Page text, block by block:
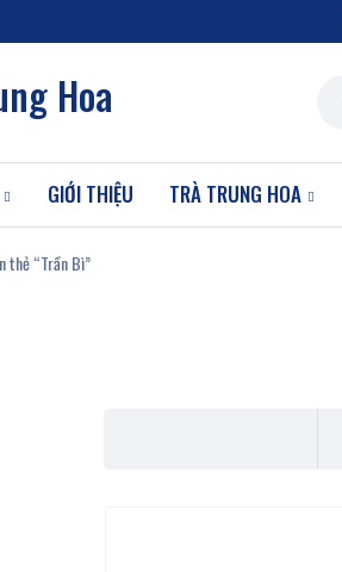
GIỚI THIỆU TRÀ TRUNG HOA
thẻ “Trần Bì”